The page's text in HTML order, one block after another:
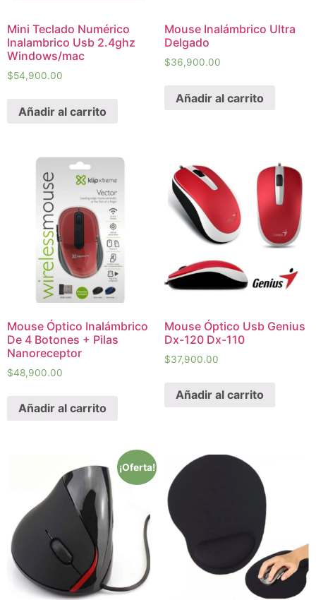
Mini Teclado Numérico
Inalambrico Usb 2.4ghz
Windows/mac
$54,900.00
Añadir al carrito
Mouse Inalámbrico Ultra
Delgado
$36,900.00
Añadir al carrito
Mouse Óptico Inalámbrico
De 4 Botones + Pilas
Nanoreceptor
$48,900.00
Añadir al carrito
Mouse Óptico Usb Genius
Dx-120 Dx-110
$37,900.00
Añadir al carrito
¡Oferta!